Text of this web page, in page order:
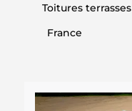
Toitures terrasses
France